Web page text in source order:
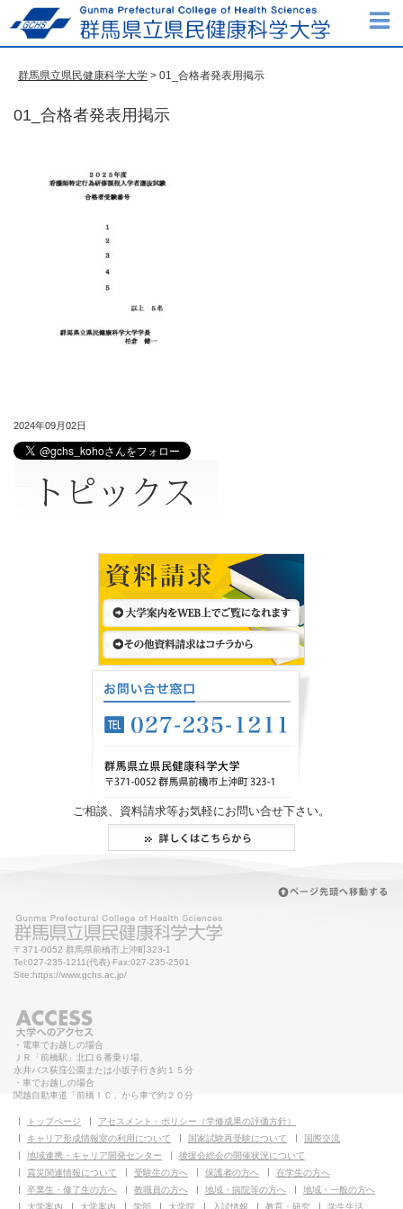
群馬県立県民健康科学大学 > 01_合格者発表用掲示
01_合格者発表用掲示
2024年09月02日
ご相談、資料請求等お気軽にお問い合せ下さい。
〒371-0052 群馬県前橋市上沖町323-1
Tel:027-235-1211(代表) Fax:027-235-2501
Site:https://www.gchs.ac.jp/
・電車でお越しの場合
ＪＲ「前橋駅」北口６番乗り場、
永井バス荻窪公園または小坂子行き約１５分
・車でお越しの場合
関越自動車道「前橋ＩＣ」から車で約２０分
トップページ
アセスメント・ポリシー（学修成果の評価方針）
キャリア形成情報室の利用について
国家試験再受験について
国際交流
地域連携・キャリア開発センター
後援会総会の開催状況について
震災関連情報について
受験生の方へ 保護者の方へ
在学生の方へ
卒業生・修了生の方へ
教職員の方へ 地域・病院等の方へ
地域・一般の方へ
大学案内
大学案内 学部 大学院 入試情報 教育・研究 学生生活